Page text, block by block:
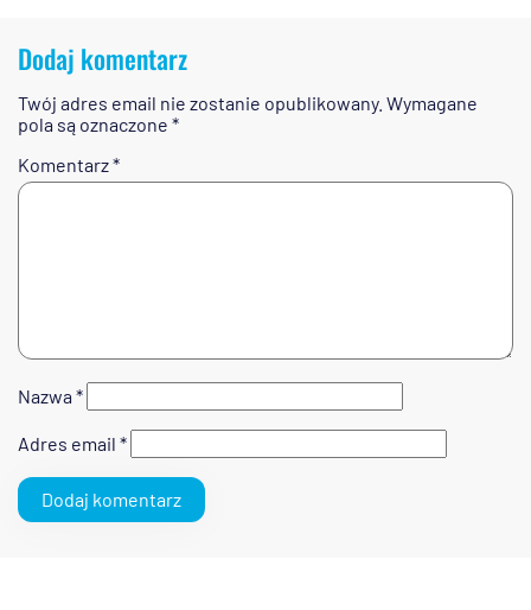
Dodaj komentarz
Twój adres email nie zostanie opublikowany. Wymagane
pola są oznaczone *
Komentarz*
Nazwa *
Adres email *